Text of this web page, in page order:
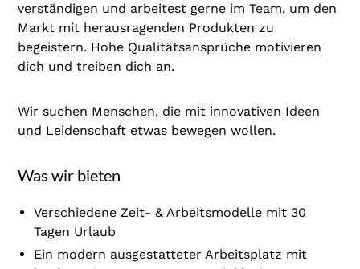
verständigen und arbeitest gerne im Team, um den
Markt mit herausragenden Produkten zu
begeistern. Hohe Qualitätsansprüche motivieren
dich und treiben dich an.
Wir suchen Menschen, die mit innovativen Ideen
und Leidenschaft etwas bewegen wollen.
Was wir bieten
Verschiedene Zeit- & Arbeitsmodelle mit 30
Tagen Urlaub
Ein modern ausgestatteter Arbeitsplatz mit